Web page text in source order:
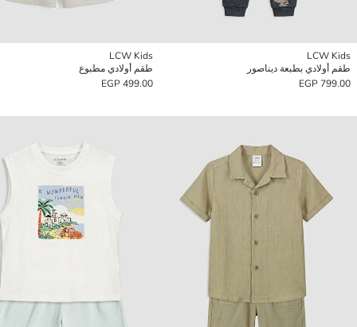
LCW Kids
طقم أولادي بطبعة ديناصور
799.00 EGP
LCW Kids
طقم أولادي مطبوع
499.00 EGP